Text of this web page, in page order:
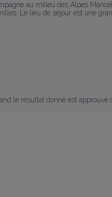
au milieu des Alpes
Le lieu de séjour est une
le résultat donné est approuvé